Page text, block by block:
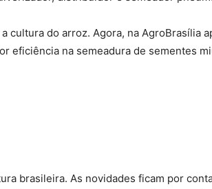
cultura do arroz. Agora, na AgroBrasília
eficiência na semeadura de sementes
brasileira. As novidades ficam por